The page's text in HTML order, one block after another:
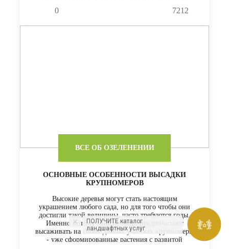
0 7212
ВСЕ ОБ ОЗЕЛЕНЕНИИ
ОСНОВНЫЕ ОСОБЕННОСТИ ВЫСАДКИ
КРУПНОМЕРОВ
Высокие деревья могут стать настоящим
украшением любого сада, но для того чтобы они
достигли такой величины, часто требуются годы.
Именно потому многие люди предпочитают
высаживать на своих дачных участках крупномеры
- уже сформированные растения с развитой
ПОЛУЧИТЕ каталог
ландшафтных услуг